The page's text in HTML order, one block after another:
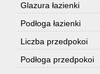
Glazura łazienki
Podłoga łazienki
Liczba przedpokoi
Podłoga przedpokoi